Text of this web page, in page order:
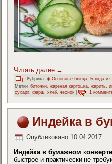
Читать далее →
Рубрика: ◈ Основные блюда, Блюда из
Метки: биточки ,жареная картошка ,жарить ,
сухари ,фарш ,хлеб ,чеснок | 1
Индейка в
Опубликовано 10.04.2017
Индейка в бумажном конверте
быстрое и практически не